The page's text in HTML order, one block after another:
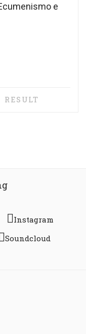
e
Instagram
Soundcloud